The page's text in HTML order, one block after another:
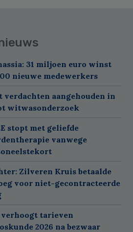
31 miljoen euro winst
nieuwe medewerkers
verdachten aangehouden in
witwasonderzoek
stopt met geliefde
vanwege
Zilveren Kruis betaalde
voor niet-gecontracteerde
verhoogt tarieven
2026 na bezwaar